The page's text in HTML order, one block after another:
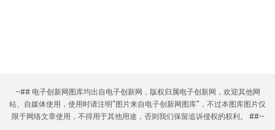
--## 电子创新网图库均出自电子创新网，版权归属电子创新网，欢迎其他网
站、自媒体使用，使用时请注明“图片来自电子创新网图库”，不过本图库图片仅
限于网络文章使用，不得用于其他用途，否则我们保留追诉侵权的权利。 ##--